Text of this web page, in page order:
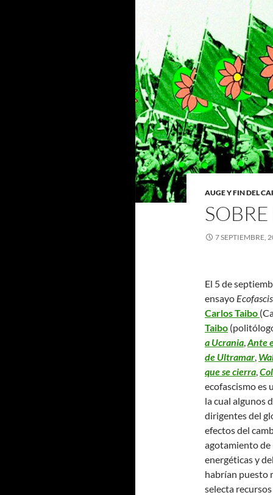
AUGE Y FIN DEL
7 SEPTIEMBRE,
El 5 de
ensayo
Carlos Taibo
Taibo
a Ucrania,Ante
de Ultramar,
que se cierra,
ecofascismo es
la cual algunos
dirigentes del
efectos del
agotamiento de
energéticas y
habrían puesto
selecta